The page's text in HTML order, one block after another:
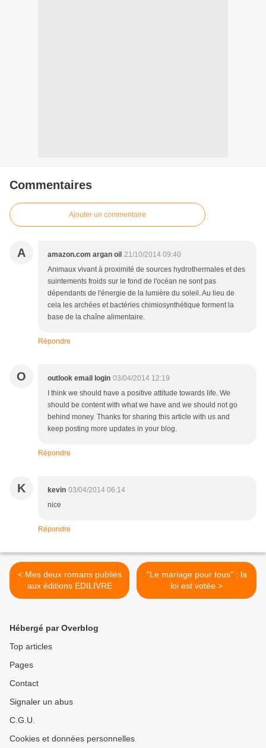
Commentaires
Ajouter un commentaire
A amazon.com argan oil 21/10/2014 09:40
Animaux vivant à proximité de sources hydrothermales et des
suintements froids sur le fond de l'océan ne sont pas
dépendants de l'énergie de la lumière du soleil. Au lieu de
cela les archées et bactéries chimiosynthétique forment la
base de la chaîne alimentaire.
Répondre
O outlook email login 03/04/2014 12:19
I think we should have a positive attitude towards life. We
should be content with what we have and we should not go
behind money. Thanks for sharing this article with us and
keep posting more updates in your blog.
Répondre
K kevin 03/04/2014 06:14
nice
Répondre
< Mes deux romans publiés
aux éditions EDILIVRE
"Le mariage pour tous" : la
loi est votée >
Hébergé par Overblog
Top articles
Pages
Contact
Signaler un abus
C.G.U.
Cookies et données personnelles